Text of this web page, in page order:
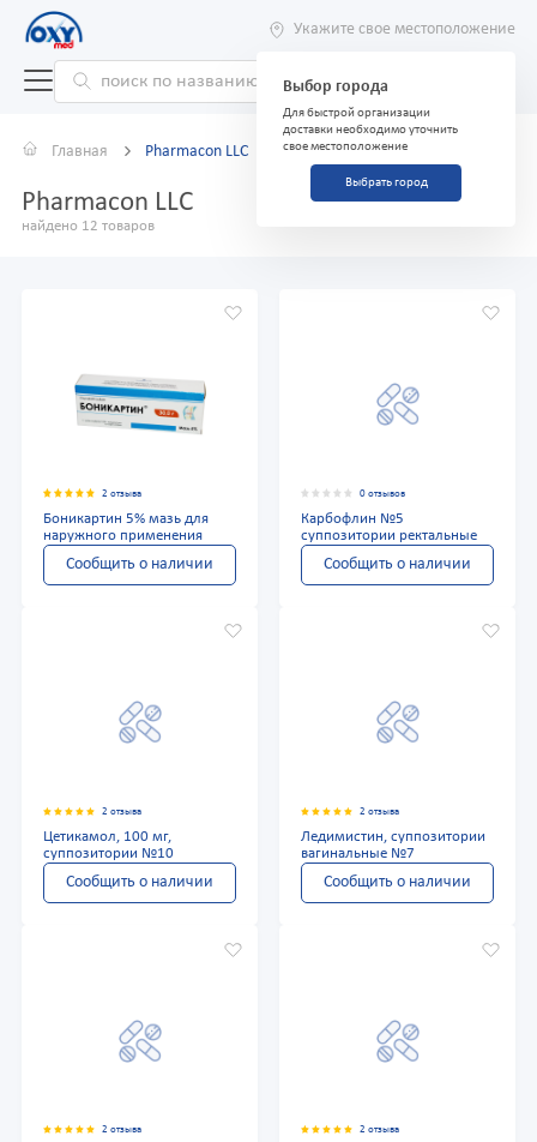
Укажите свое местоположение
Выбор города
Для быстрой организации
доставки необходимо уточнить
свое местоположение
Выбрать город
Главная Pharmacon LLC
Pharmacon LLC
найдено 12 товаров
2 отзыва
Боникартин 5% мазь для
наружного применения
Сообщить о наличии
0 отзывов
Карбофлин №5
суппозитории ректальные
Сообщить о наличии
2 отзыва
Цетикамол, 100 мг,
суппозитории №10
Сообщить о наличии
2 отзыва
Ледимистин, суппозитории
вагинальные №7
Сообщить о наличии
2 отзыва 2 отзыва